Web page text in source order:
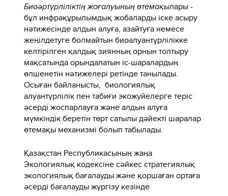
Биоәртүрліліктің жоғалуының өтемақылары -
бұл инфрақұрылымдық жобаларды іске асыру
нәтижесінде алдын алуға, азайтуға немесе
жеңілдетуге болмайтын биоалуантүрлілікке
келтірілген қалдық зиянның орнын толтыру
мақсатында орындалатын іс-шаралардың
өлшенетін нәтижелері ретінде танылады.
Осыған байланысты, биологиялық
алуантүрлілік пен табиғи экожүйелерге теріс
әсерді жоспарлауға және алдын алуға
мүмкіндік беретін төрт сатылы дәйекті шаралар
өтемақы механизмі болып табылады.
Қазақстан Республикасының жаңа
Экологиялық кодексіне сәйкес стратегиялық
экологиялық бағалауды және қоршаған ортаға
әсерді бағалауды жүргізу кезінде